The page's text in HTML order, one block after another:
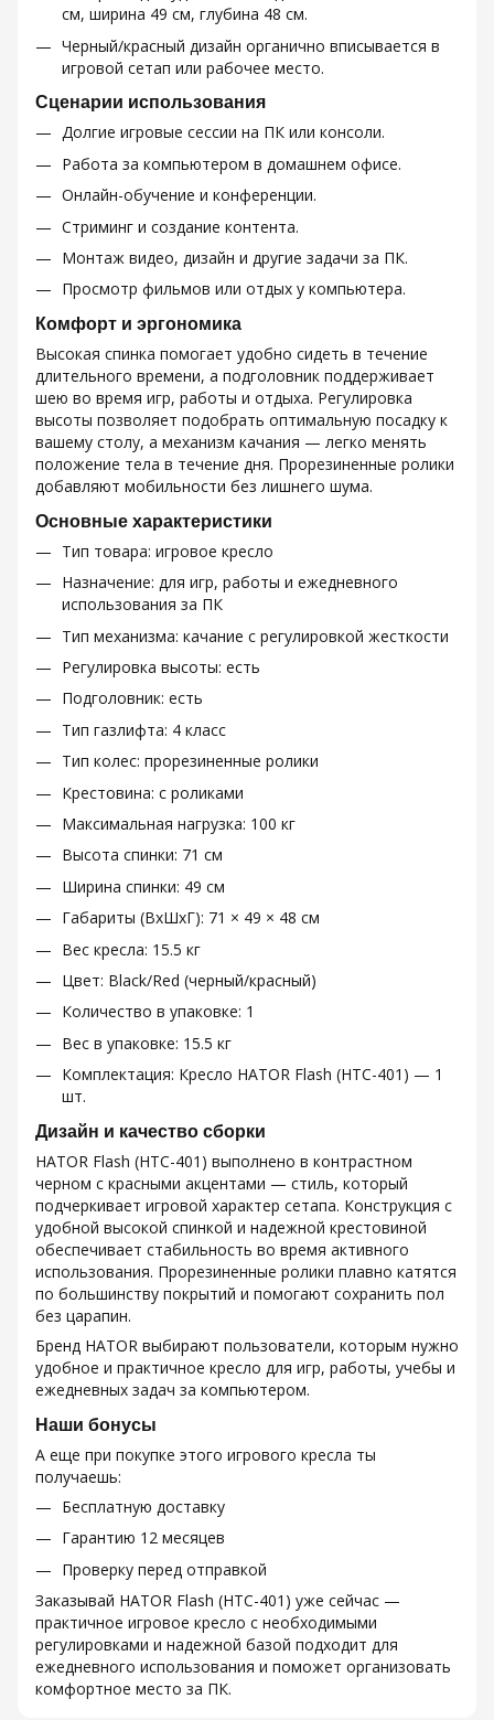
см, ширина 49 см, глубина 48 см.
Черный/красный дизайн органично вписывается в
игровой сетап или рабочее место.
Сценарии использования
Долгие игровые сессии на ПК или консоли.
Работа за компьютером в домашнем офисе.
Онлайн-обучение и конференции.
Стриминг и создание контента.
Монтаж видео, дизайн и другие задачи за ПК.
Просмотр фильмов или отдых у компьютера.
Комфорт и эргономика
Высокая спинка помогает удобно сидеть в течение
длительного времени, а подголовник поддерживает
шею во время игр, работы и отдыха. Регулировка
высоты позволяет подобрать оптимальную посадку к
вашему столу, а механизм качания — легко менять
положение тела в течение дня. Прорезиненные ролики
добавляют мобильности без лишнего шума.
Основные характеристики
Тип товара: игровое кресло
Назначение: для игр, работы и ежедневного
использования за ПК
Тип механизма: качание с регулировкой жесткости
Регулировка высоты: есть
Подголовник: есть
Тип газлифта: 4 класс
Тип колес: прорезиненные ролики
Крестовина: с роликами
Максимальная нагрузка: 100 кг
Высота спинки: 71 см
Ширина спинки: 49 см
Габариты (ВхШхГ): 71 × 49 × 48 см
Вес кресла: 15.5 кг
Цвет: Black/Red (черный/красный)
Количество в упаковке: 1
Вес в упаковке: 15.5 кг
Комплектация: Кресло HATOR Flash (HTC-401) — 1
шт.
Дизайн и качество сборки
HATOR Flash (HTC-401) выполнено в контрастном
черном с красными акцентами — стиль, который
подчеркивает игровой характер сетапа. Конструкция с
удобной высокой спинкой и надежной крестовиной
обеспечивает стабильность во время активного
использования. Прорезиненные ролики плавно катятся
по большинству покрытий и помогают сохранить пол
без царапин.
Бренд HATOR выбирают пользователи, которым нужно
удобное и практичное кресло для игр, работы, учебы и
ежедневных задач за компьютером.
Наши бонусы
А еще при покупке этого игрового кресла ты
получаешь:
Бесплатную доставку
Гарантию 12 месяцев
Проверку перед отправкой
Заказывай HATOR Flash (HTC-401) уже сейчас —
практичное игровое кресло с необходимыми
регулировками и надежной базой подходит для
ежедневного использования и поможет организовать
комфортное место за ПК.